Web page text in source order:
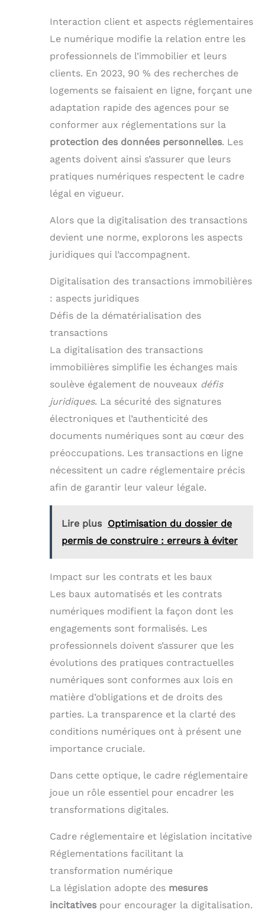
Interaction client et aspects réglementaires
Le numérique modifie la relation entre les
professionnels de l’immobilier et leurs
clients. En 2023, 90 % des recherches de
logements se faisaient en ligne, forçant une
adaptation rapide des agences pour se
conformer aux réglementations sur la
protection des données personnelles. Les
agents doivent ainsi s’assurer que leurs
pratiques numériques respectent le cadre
légal en vigueur.
Alors que la digitalisation des transactions
devient une norme, explorons les aspects
juridiques qui l’accompagnent.
Digitalisation des transactions immobilières
: aspects juridiques
Défis de la dématérialisation des
transactions
La digitalisation des transactions
immobilières simplifie les échanges mais
soulève également de nouveaux défis
juridiques. La sécurité des signatures
électroniques et l’authenticité des
documents numériques sont au cœur des
préoccupations. Les transactions en ligne
nécessitent un cadre réglementaire précis
afin de garantir leur valeur légale.
Lire plus Optimisation du dossier de
permis de construire : erreurs à éviter
Impact sur les contrats et les baux
Les baux automatisés et les contrats
numériques modifient la façon dont les
engagements sont formalisés. Les
professionnels doivent s’assurer que les
évolutions des pratiques contractuelles
numériques sont conformes aux lois en
matière d’obligations et de droits des
parties. La transparence et la clarté des
conditions numériques ont à présent une
importance cruciale.
Dans cette optique, le cadre réglementaire
joue un rôle essentiel pour encadrer les
transformations digitales.
Cadre réglementaire et législation incitative
Réglementations facilitant la
transformation numérique
La législation adopte des mesures
incitatives pour encourager la digitalisation.